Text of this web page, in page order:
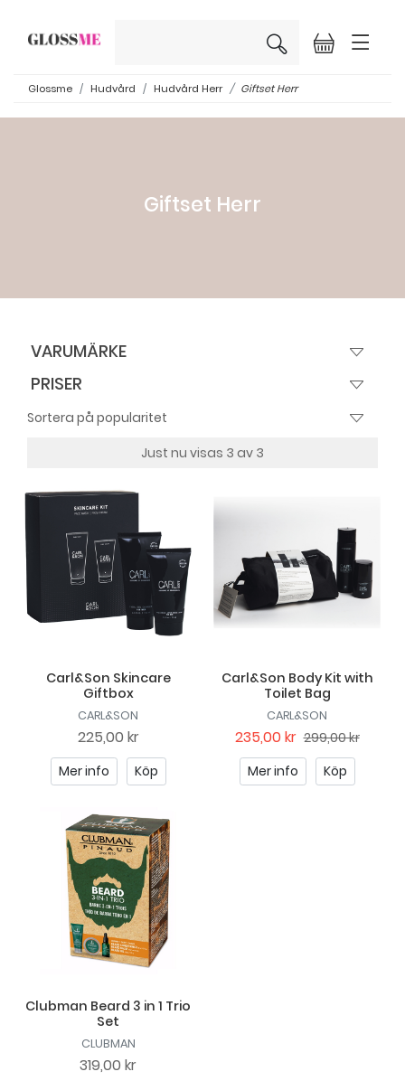
×
Glossme Hudvård Hudvård Herr Giftset Herr
Giftset Herr
VARUMÄRKE
PRISER
Just nu visas 3 av 3
Carl&Son Skincare
Giftbox
CARL&SON
225,00 kr
Mer info Köp
Carl&Son Body Kit with
Toilet Bag
CARL&SON
235,00 kr 299,00 kr
Mer info
Köp
Clubman Beard 3 in 1 Trio
Set
CLUBMAN
319,00 kr